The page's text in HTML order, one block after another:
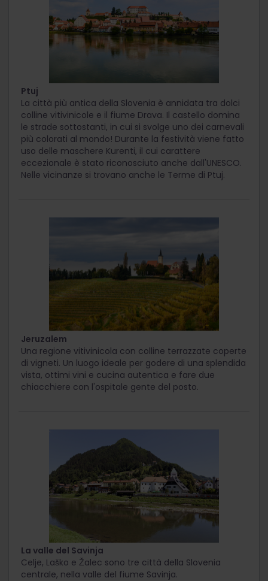
Ptuj
La città più antica della Slovenia è annidata tra dolci
colline vitivinicole e il fiume Drava. Il castello domina
le strade sottostanti, in cui si svolge uno dei carnevali
più colorati al mondo! Durante la festività viene fatto
uso delle maschere Kurenti, il cui carattere
eccezionale è stato riconosciuto anche dall'UNESCO.
Nelle vicinanze si trovano anche le Terme di Ptuj.
Jeruzalem
Una regione vitivinicola con colline terrazzate coperte
di vigneti. Un luogo ideale per godere di una splendida
vista, ottimi vini e cucina autentica e fare due
chiacchiere con l'ospitale gente del posto.
La valle del Savinja
Celje, Laško e Žalec sono tre città della Slovenia
centrale, nella valle del fiume Savinja.